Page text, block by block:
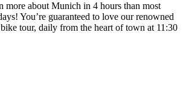
more about Munich in 4 hours than most
You’re guaranteed to love our renowned
tour, daily from the heart of town at 11:30